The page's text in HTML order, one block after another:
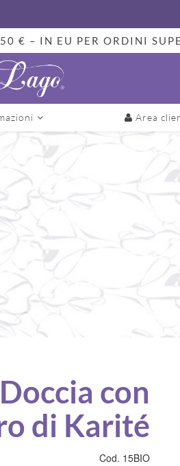
€ – IN EU PER ORDINI
Area
con
di Karité
Cod. 15BIO